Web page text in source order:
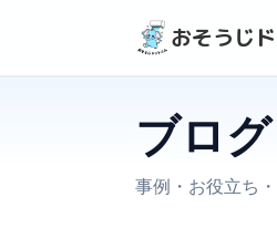
おそうじ
ブログ
事例・お役立ち